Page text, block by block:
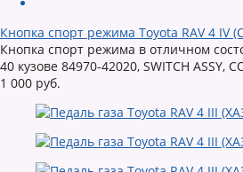
Кнопка спорт режима Toyota RAV 4 IV
Кнопка спорт режима в отличном
40 кузове 84970-42020, SWITCH ASSY,
1 000 руб.